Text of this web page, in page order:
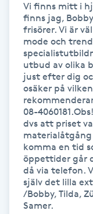
IPL hårborttagning
IR-massage
Japansk massage
Katun fransar
Kemisk peeling
Vi finns mitt i
finns jag,
frisörer. Vi är
mode och
utbud av olika
just efter dig
osäker på
08-
dvs att priset
komma en tid
öppettider går
då via telefon.
själv det lilla
/Bobby, Tilda,
Samer.